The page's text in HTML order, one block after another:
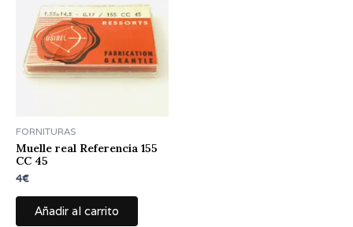
FORNITURAS
Muelle real Referencia 155
CC 45
4€
Añadir al carrito